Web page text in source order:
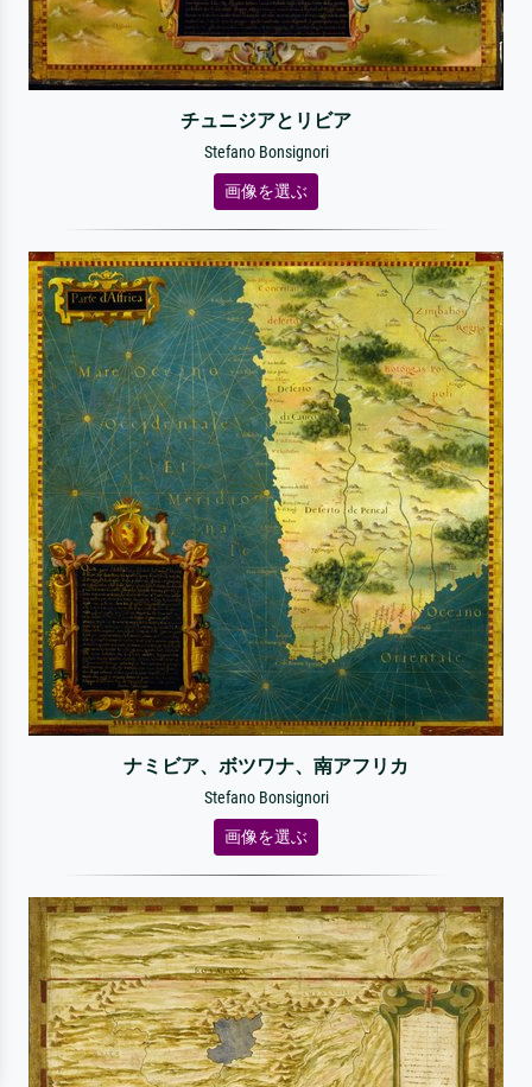
チュニジアとリビア
Stefano Bonsignori
画像を選ぶ
ナミビア、ボツワナ、南アフリカ
Stefano Bonsignori
画像を選ぶ